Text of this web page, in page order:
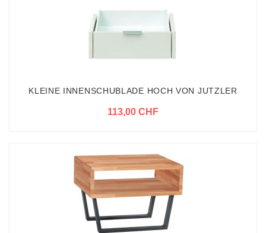
KLEINE INNENSCHUBLADE HOCH VON JUTZLER
113,00 CHF